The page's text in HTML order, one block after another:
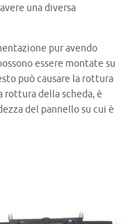
una diversa
pur avendo
essere montate su
può causare la rottura
della scheda, è
del pannello su cui è